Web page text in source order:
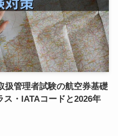
扱管理者試験の航空券基礎
・IATAコードと2026年